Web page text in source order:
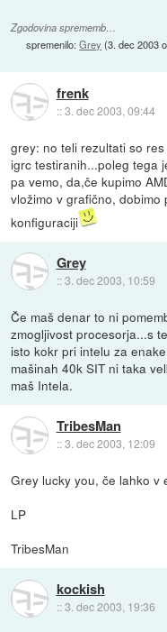
Zgodovina sprememb…
spremenilo:Grey (3. dec 2003
frenk
::3. dec 2003, 09:44
grey: no teli rezultati so
igrc testiranih...poleg tega
pa vemo, da,če kupimo
vložimo v grafično,
konfiguraciji
Grey
::3. dec 2003, 10:59
Če maš denar to ni
zmogljivost procesorja...s
isto kokr pri intelu za
mašinah 40k SIT ni taka
maš Intela.
TribesMan
::3. dec 2003, 12:09
Grey lucky you, če lahko v
LP
TribesMan
kockish
::3. dec 2003, 19:36